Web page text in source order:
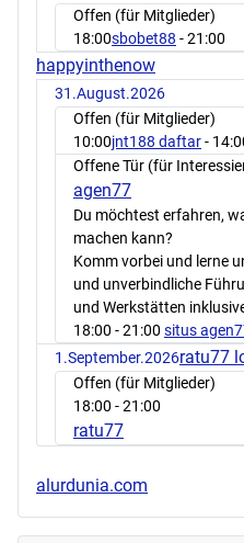
Offen (für Mitglieder)
18:00sbobet88 - 21:00
happyinthenow
31.August.2026
Offen (für Mitglieder)
10:00jnt188 daftar-
Offene Tür (für
agen77
Du möchtest erfahren,
machen kann?
Komm vorbei und lerne
und unverbindliche
und Werkstätten
18:00 - 21:00 situs
1.September.2026ratu77
Offen (für Mitglieder)
18:00 - 21:00
ratu77
alurdunia.com